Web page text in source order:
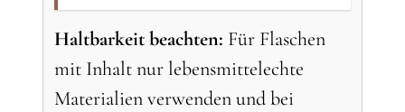
Haltbarkeit beachten: Für Flaschen
mit Inhalt nur lebensmittelechte
Materialien verwenden und bei